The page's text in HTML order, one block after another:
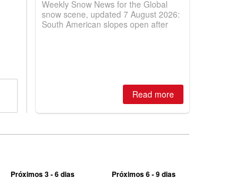
Weekly Snow News for the Global
snow scene, updated 7 August 2026:
South American slopes open after
Read more
Próximos 3 - 6 dias Próximos 6 - 9 dias